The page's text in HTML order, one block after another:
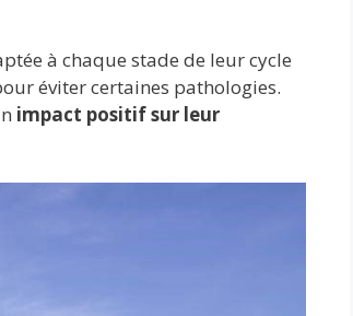
à chaque stade de leur cycle
éviter certaines pathologies.
impact positif sur leur